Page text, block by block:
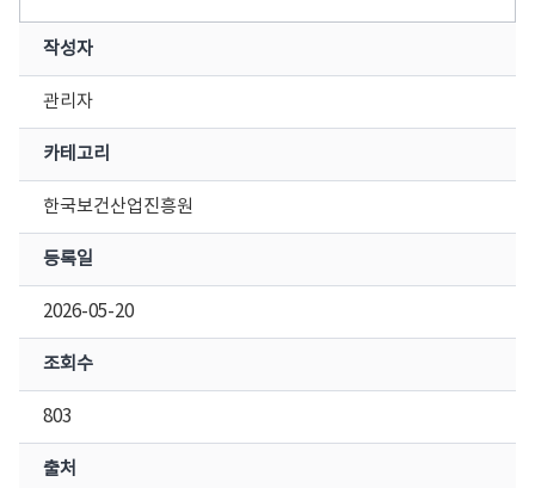
작성자
관리자
카테고리
한국보건산업진흥원
등록일
2026-05-20
조회수
803
출처